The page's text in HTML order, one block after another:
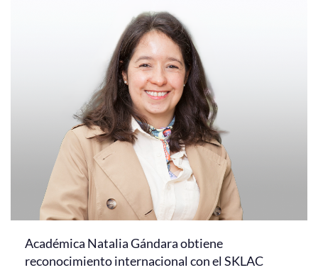
Académica Natalia Gándara obtiene
reconocimiento internacional con el SKLAC